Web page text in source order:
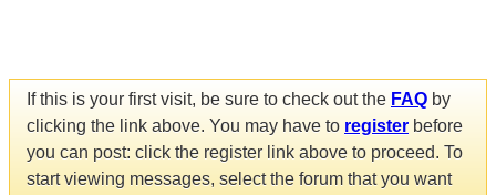
If this is your first visit, be sure to check out the FAQ by
clicking the link above. You may have to register before
you can post: click the register link above to proceed. To
start viewing messages, select the forum that you want